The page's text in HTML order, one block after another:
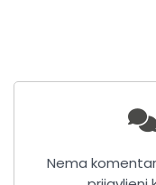
Nema